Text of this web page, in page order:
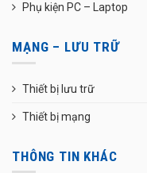
Phụ kiện PC – Laptop
MẠNG – LƯU TRỮ
Thiết bị lưu trữ
Thiết bị mạng
THÔNG TIN KHÁC